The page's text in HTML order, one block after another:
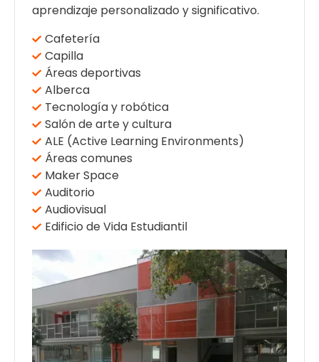
aprendizaje personalizado y significativo.
Cafetería
Capilla
Áreas deportivas
Alberca
Tecnología y robótica
Salón de arte y cultura
ALE (Active Learning Environments)
Áreas comunes
Maker Space
Auditorio
Audiovisual
Edificio de Vida Estudiantil